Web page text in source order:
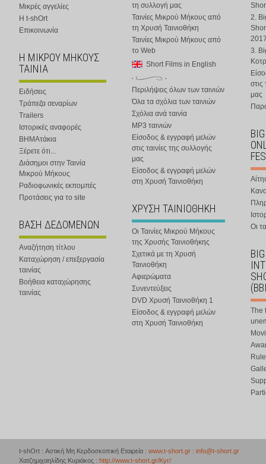
Μικρές αγγελίες
Η t-shOrt
Επικοινωνία
Η ΜΙΚΡΟΥ ΜΗΚΟΥΣ
ΤΑΙΝΙΑ
Ειδήσεις
Τράπεζα σεναρίων
Trailers
Ιστορικές αναφορές
ΒΗΜΑτάκια
Ξέρετε ότι...
Διάσημοι στην Ταινία
Μικρού Μήκους
Ραδιοφωνικές εκπομπές
Προτάσεις για το site
ΒΑΣΗ ΔΕΔΟΜΕΝΩΝ
Αναζήτηση τίτλου
Καταχώρηση / επεξεργασία
ταινίας
Βοήθεια καταχώρησης
ταινίας
τη συλλογή μας
Ταινίες Μικρού Μήκους από
τη Χρυσή Ταινιοθήκη
Ταινίες Μικρού Μήκους από
το Web
Short Films in English
Περιλήψεις όλων των ταινιών
Όλα τα σχόλια των ταινιών
Σχόλια ανά ταινία
MP3 ταινιών
Είσοδος & εγγραφή μελών
στις ταινίες της συλλογής
μας
Είσοδος & εγγραφή μελών
στη Χρυσή Ταινιοθήκη
ΧΡΥΣΗ ΤΑΙΝΙΟΘΗΚΗ
Οι Ταινίες Μικρού Μήκους
της Χρυσής Ταινιοθήκης
Σχετικά με τη Χρυσή
Ταινιοθήκη
Αφιερώματα
Συνεντεύξεις
DVD Χρυσή Ταινιοθήκη 1
Είσοδος & εγγραφή μελών
στη Χρυσή Ταινιοθήκη
2.
3.
στις
μας
Οι
The
t-shOrt : Αστική Μη Κερδοσκοπική Εταιρεία : www.t-short.gr : info@t-short.gr
Χατζημιχαηλίδης Κυριάκος : http://www.t-short.gr/Kyr/